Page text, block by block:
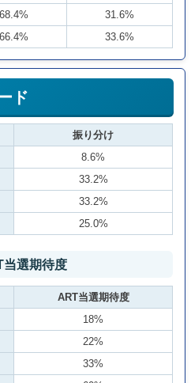
68.4%
31.6%
66.4% 33.6%
ド
振り分け
8.6%
33.2%
33.2%
25.0%
選期待度
ART当選期待度
18%
22%
33%